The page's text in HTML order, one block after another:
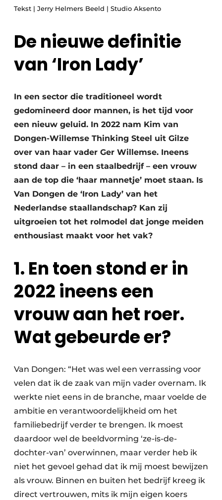
Privacy / Cookie statement
Video’s
Tekst | Jerry Helmers Beeld | Studio Aksento
De nieuwe definitie
van ‘Iron Lady’
In een sector die traditioneel wordt
gedomineerd door mannen, is het tijd voor
een nieuw geluid. In 2022 nam Kim van
Dongen-Willemse Thinking Steel uit Gilze
over van haar vader Ger Willemse. Ineens
stond daar – in een staalbedrijf – een vrouw
aan de top die ‘haar mannetje’ moet staan. Is
Van Dongen de ‘Iron Lady’ van het
Nederlandse staallandschap? Kan zij
uitgroeien tot het rolmodel dat jonge meiden
enthousiast maakt voor het vak?
1. En toen stond er in
2022 ineens een
vrouw aan het roer.
Wat gebeurde er?
Van Dongen: “Het was wel een verrassing voor
velen dat ik de zaak van mijn vader overnam. Ik
werkte niet eens in de branche, maar voelde de
ambitie en verantwoordelijkheid om het
familiebedrijf verder te brengen. Ik moest
daardoor wel de beeldvorming ‘ze-is-de-
dochter-van’ overwinnen, maar verder heb ik
niet het gevoel gehad dat ik mij moest bewijzen
als vrouw. Binnen en buiten het bedrijf kreeg ik
direct vertrouwen, mits ik mijn eigen koers